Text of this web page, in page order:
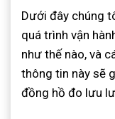
Dưới đây chúng
quá trình vận
như thế nào, và
thông tin này sẽ
đồng hồ đo lưu